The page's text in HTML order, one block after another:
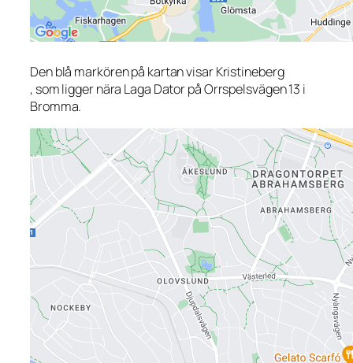
Den blå markören på kartan visar Kristineberg
, som ligger nära Laga Dator på Orrspelsvägen 13 i
Bromma.